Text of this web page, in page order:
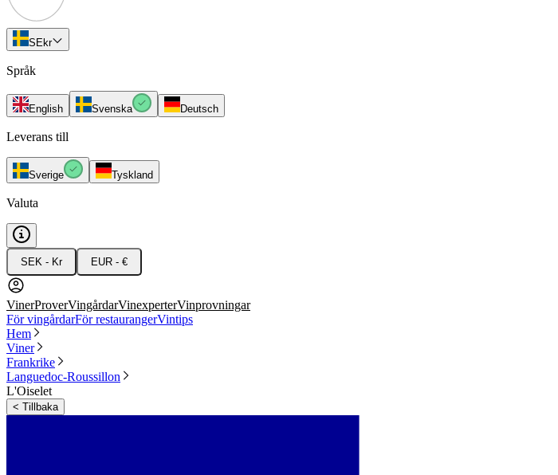
SEkr
Språk
English Svenska Deutsch
Leverans till
Sverige Tyskland
Valuta
SEK - Kr EUR - €
VinerProverVingårdarVinexperterVinprovningar
För vingårdarFör restaurangerVintips
Hem
Viner
Frankrike
Languedoc-Roussillon
L'Oiselet
< Tillbaka